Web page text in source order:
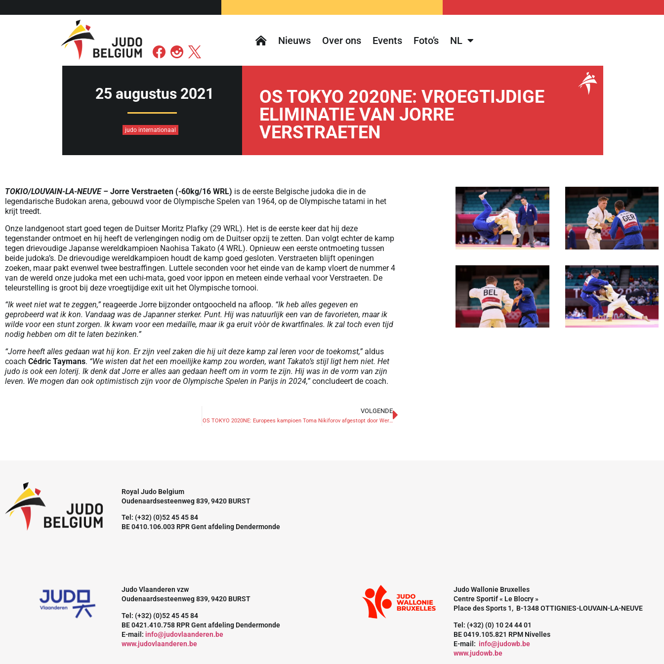
Nieuws Over ons Events Foto’s NL
25 augustus 2021
judo internationaal
OS TOKYO 2020NE: VROEGTIJDIGE
ELIMINATIE VAN JORRE
VERSTRAETEN
TOKIO/LOUVAIN-LA-NEUVE – Jorre Verstraeten (-60kg/16 WRL) is de eerste Belgische judoka die in de
legendarische Budokan arena, gebouwd voor de Olympische Spelen van 1964, op de Olympische tatami in het
krijt treedt.
Onze landgenoot start goed tegen de Duitser Moritz Plafky (29 WRL). Het is de eerste keer dat hij deze
tegenstander ontmoet en hij heeft de verlengingen nodig om de Duitser opzij te zetten. Dan volgt echter de kamp
tegen drievoudige Japanse wereldkampioen Naohisa Takato (4 WRL). Opnieuw een eerste ontmoeting tussen
beide judoka’s. De drievoudige wereldkampioen houdt de kamp goed gesloten. Verstraeten blijft openingen
zoeken, maar pakt evenwel twee bestraffingen. Luttele seconden voor het einde van de kamp vloert de nummer 4
van de wereld onze judoka met een uchi-mata, goed voor ippon en meteen einde verhaal voor Verstraeten. De
teleurstelling is groot bij deze vroegtijdige exit uit het Olympische tornooi.
“Ik weet niet wat te zeggen,”reageerde Jorre bijzonder ontgoocheld na afloop. “Ik heb alles gegeven en
geprobeerd wat ik kon. Vandaag was de Japanner sterker. Punt. Hij was natuurlijk een van de favorieten, maar ik
wilde voor een stunt zorgen. Ik kwam voor een medaille, maar ik ga eruit vòòr de kwartfinales. Ik zal toch even tijd
nodig hebben om dit te laten bezinken.”
“Jorre heeft alles gedaan wat hij kon. Er zijn veel zaken die hij uit deze kamp zal leren voor de toekomst,”aldus
coach Cédric Taymans. “We wisten dat het een moeilijke kamp zou worden, want Takato’s stijl ligt hem niet. Het
judo is ook een loterij. Ik denk dat Jorre er alles aan gedaan heeft om in vorm te zijn. Hij was in de vorm van zijn
leven. We mogen dan ook optimistisch zijn voor de Olympische Spelen in Parijs in 2024,”concludeert de coach.
VOLGENDE
OS TOKYO 2020NE: Europees kampioen Toma Nikiforov afgestopt door Wereldkampioen Fonseca
Royal Judo Belgium
Oudenaardsesteenweg 839, 9420 BURST
Tel: (+32) (0)52 45 45 84
BE 0410.106.003 RPR Gent afdeling Dendermonde
Judo Vlaanderen vzw
Oudenaardsesteenweg 839, 9420 BURST
Tel: (+32) (0)52 45 45 84
BE 0421.410.758 RPR Gent afdeling Dendermonde
E-mail: info@judovlaanderen.be
www.judovlaanderen.be
Judo Wallonie Bruxelles
Centre Sportif « Le Blocry »
Place des Sports 1, B-1348 OTTIGNIES-LOUVAIN-LA-NEUVE
Tel: (+32) (0) 10 24 44 01
BE 0419.105.821 RPM Nivelles
E-mail: info@judowb.be
www.judowb.be